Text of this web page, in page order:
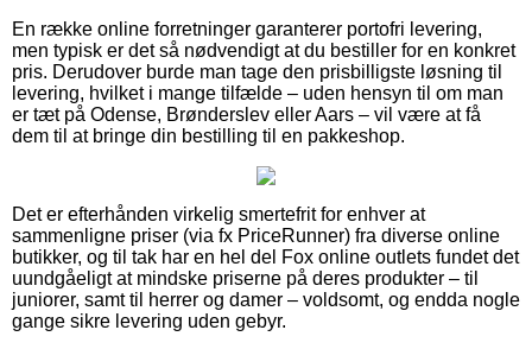
En række online forretninger garanterer portofri levering,
men typisk er det så nødvendigt at du bestiller for en konkret
pris. Derudover burde man tage den prisbilligste løsning til
levering, hvilket i mange tilfælde – uden hensyn til om man
er tæt på Odense, Brønderslev eller Aars – vil være at få
dem til at bringe din bestilling til en pakkeshop.
Det er efterhånden virkelig smertefrit for enhver at
sammenligne priser (via fx PriceRunner) fra diverse online
butikker, og til tak har en hel del Fox online outlets fundet det
uundgåeligt at mindske priserne på deres produkter – til
juniorer, samt til herrer og damer – voldsomt, og endda nogle
gange sikre levering uden gebyr.